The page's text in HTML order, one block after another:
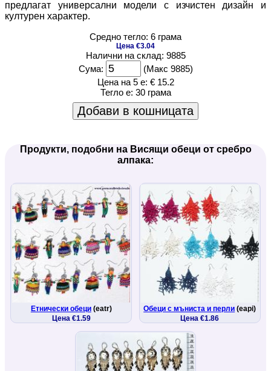
предлагат универсални модели с изчистен дизайн и
културен характер.
Средно тегло: 6 грама
Цена €3.04
Налични на склад: 9885
Сума:
(Макс 9885)
Цена на 5 е: € 15.2
Тегло е: 30 грама
Добави в кошницата
Продукти, подобни на Висящи обеци от сребро
алпака:
Етнически обеци(eatr)
Цена €1.59
Обеци с мъниста и перли (eapi)
Цена €1.86